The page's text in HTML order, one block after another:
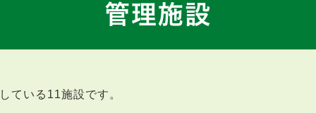
管理施設
ている11施設です。